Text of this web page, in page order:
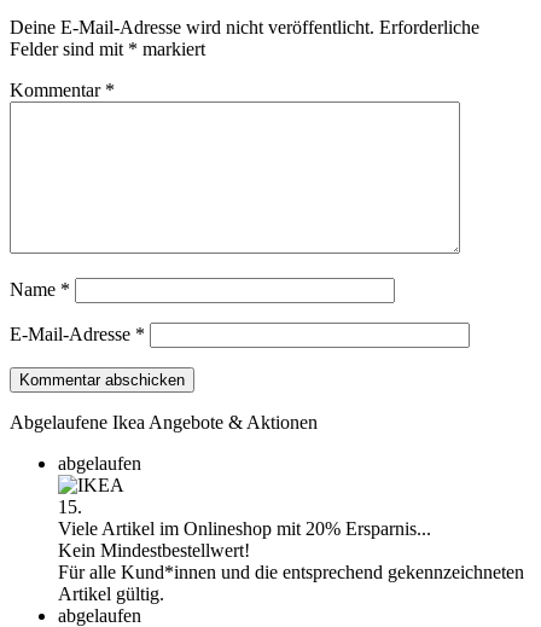
Deine E-Mail-Adresse wird nicht veröffentlicht. Erforderliche
Felder sind mit * markiert
Kommentar *
Name *
E-Mail-Adresse *
Abgelaufene Ikea Angebote & Aktionen
abgelaufen
15.
Viele Artikel im Onlineshop mit 20% Ersparnis...
Kein Mindestbestellwert!
Für alle Kund*innen und die entsprechend gekennzeichneten
Artikel gültig.
abgelaufen